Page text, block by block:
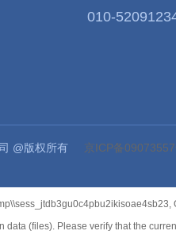
010-
司 @版权所有
京ICP备
data (files). Please verify that the